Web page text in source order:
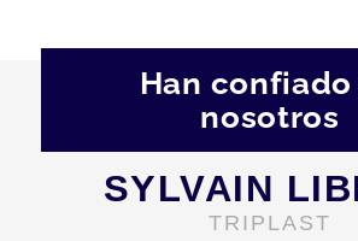
Han confiado
nosotros
SYLVAIN
TRIPLAST